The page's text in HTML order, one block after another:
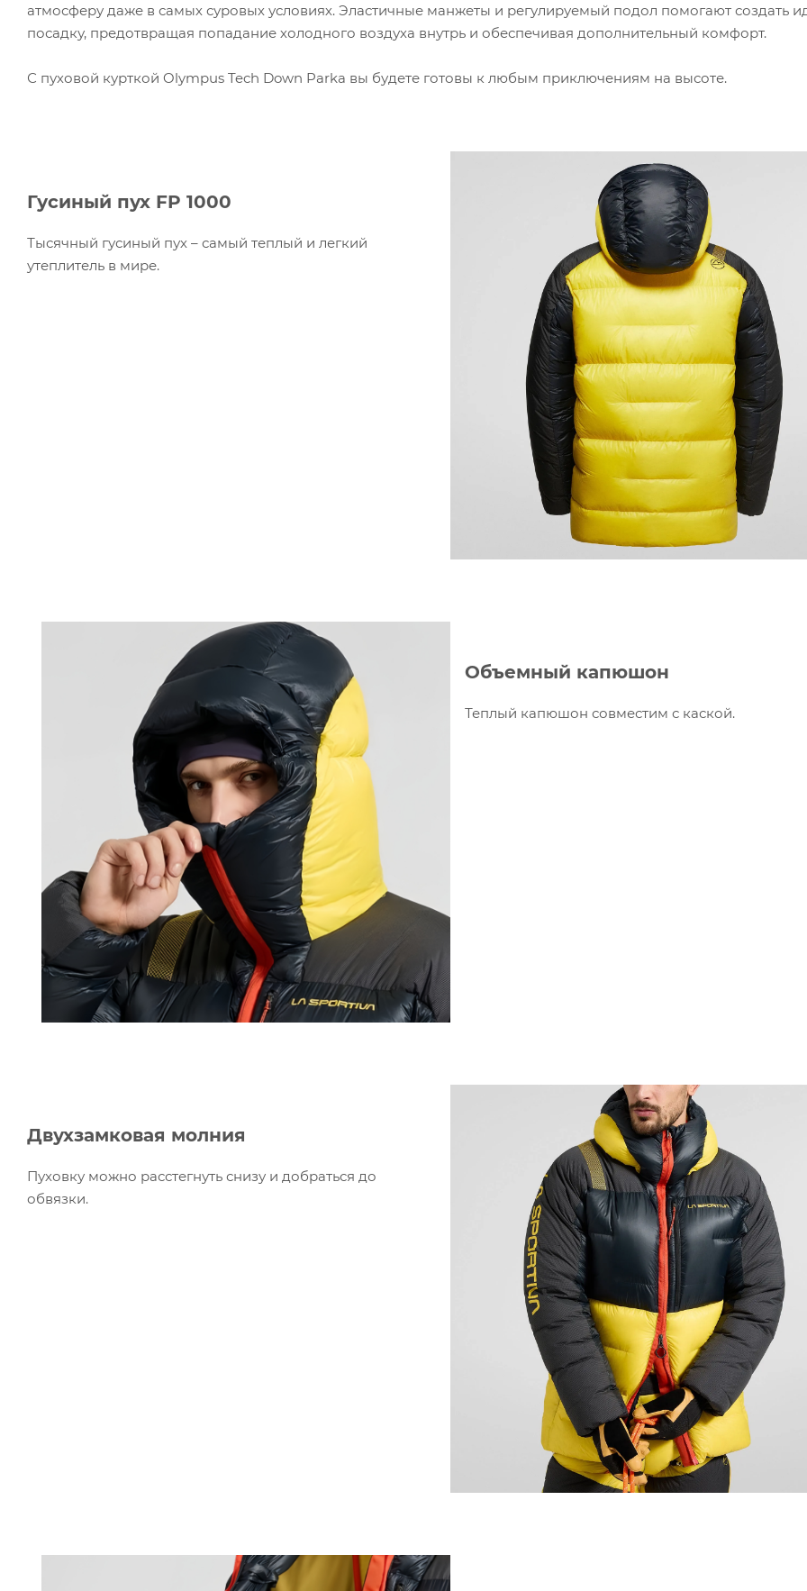
атмосферу даже в самых суровых условиях. Эластичные манжеты и регулируемый подол помогают создать
посадку, предотвращая попадание холодного воздуха внутрь и обеспечивая дополнительный комфорт.
С пуховой курткой Olympus Tech Down Parka вы будете готовы к любым приключениям на высоте.
Гусиный пух FP 1000
Тысячный гусиный пух – самый теплый и легкий
утеплитель в мире.
Объемный капюшон
Теплый капюшон совместим с каской.
Двухзамковая молния
Пуховку можно расстегнуть снизу и добраться до
обвязки.